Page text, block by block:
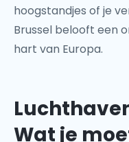
hoogstandjes of je
Brussel belooft een
hart van Europa.
Wat je